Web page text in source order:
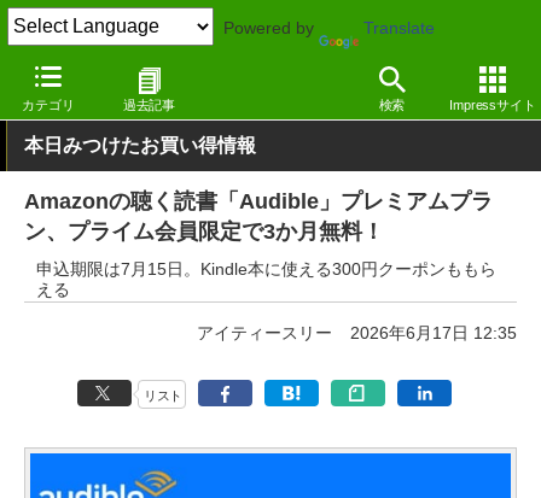
Powered by Translate
カテゴリ 過去記事 検索 Impressサイト
窓の杜 画像・映像・音楽 Webサービス
本日みつけたお買い得情報
Amazonの聴く読書「Audible」プレミアムプラ
ン、プライム会員限定で3か月無料！
申込期限は7月15日。Kindle本に使える300円クーポンももら
える
アイティースリー 2026年6月17日 12:35
リスト